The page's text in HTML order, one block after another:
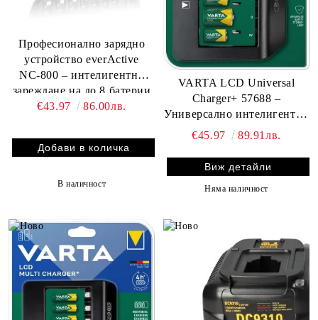
Професионално зарядно
устройство everActive
NC‑800 – интелигентно
зареждане на до 8 батерии
едновременно
€43.97 86.00лв.
В наличност
VARTA LCD Universal
Charger+ 57688 –
Универсално интелигентно
зарядно за батерии AA,
дисплей, бързо зареждане
€45.97 89.91лв.
Виж детайли
Няма наличност